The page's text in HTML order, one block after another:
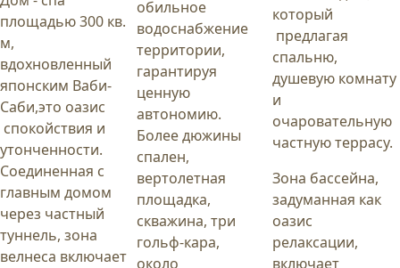
площадью 300 кв.
м,
вдохновленный
японским Ваби-
Саби,это оазис
спокойствия и
утонченности.
Соединенная с
главным домом
через частный
туннель, зона
велнеса включает
обильное
водоснабжение
территории,
гарантируя
ценную
автономию.
Более дюжины
спален,
вертолетная
площадка,
скважина, три
гольф-кара,
около
который
предлагая
спальню,
душевую комнату
и
очаровательную
частную террасу.
Зона бассейна,
задуманная как
оазис
релаксации,
включает